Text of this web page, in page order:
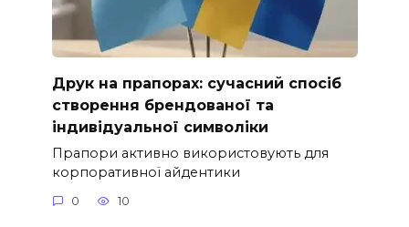
Друк на прапорах: сучасний спосіб
створення брендованої та
індивідуальної символіки
Прапори активно використовують для
корпоративної айдентики
0 10